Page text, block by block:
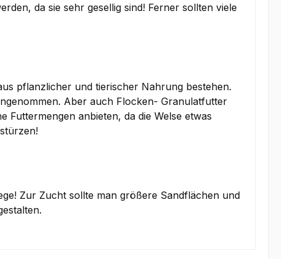
da sie sehr gesellig sind! Ferner sollten viele
pflanzlicher und tierischer Nahrung bestehen.
Aber auch Flocken- Granulatfutter
Futtermengen anbieten, da die Welse etwas
Zur Zucht sollte man größere Sandflächen und